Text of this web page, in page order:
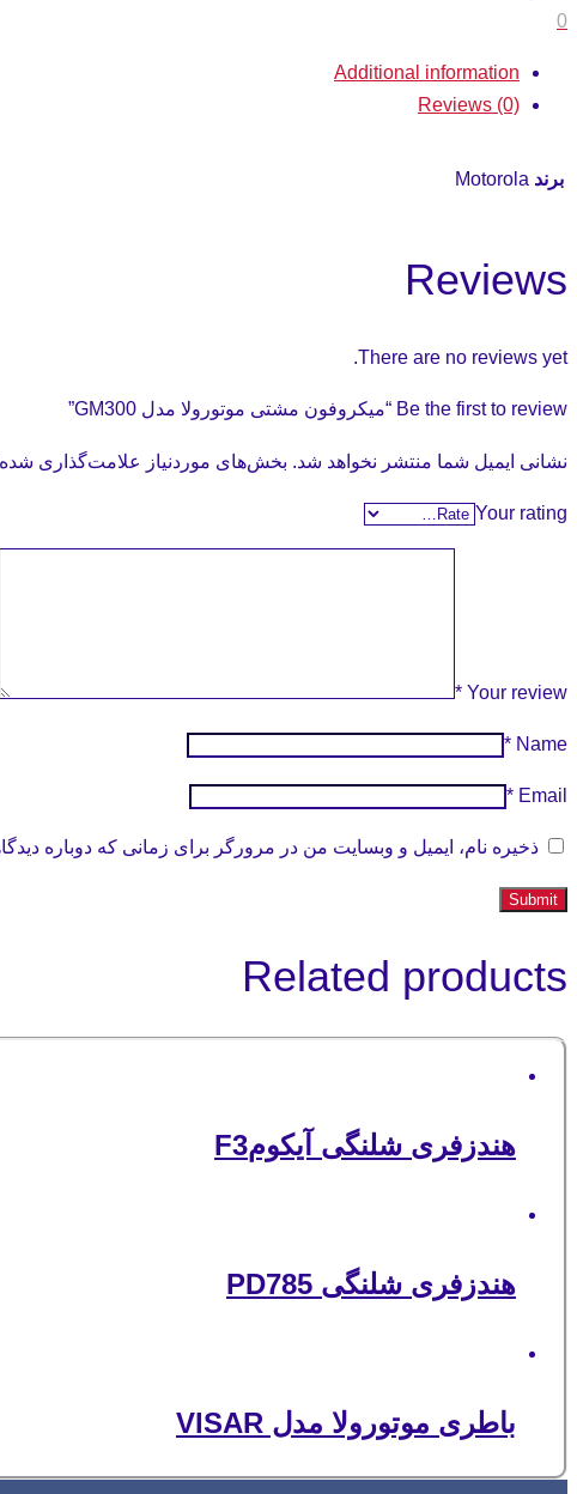
0
Additional information
Reviews (0)
برند Motorola
Reviews
There are no reviews yet.
Be the first to review “میکروفون مشتی موتورولا مدل GM300”
نشانی ایمیل شما منتشر نخواهد شد. بخش‌های موردنیاز علامت‌گذاری
Your rating
Your review
*
Name
*
Email
*
ذخیره نام، ایمیل و وبسایت من در مرورگر برای زمانی که دوباره
Related products
هندزفری شلنگی آیکومF3
هندزفری شلنگی PD785
باطری موتورولا مدل VISAR